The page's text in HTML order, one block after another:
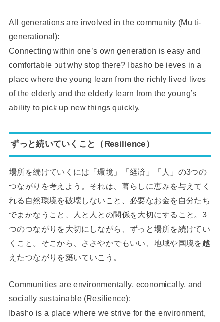
All generations are involved in the community (Multi-
generational):
Connecting within one’s own generation is easy and
comfortable but why stop there? Ibasho believes in a
place where the young learn from the richly lived lives
of the elderly and the elderly learn from the young’s
ability to pick up new things quickly.
ずっと続いていくこと（Resilience）
場所を続けていくには「環境」「経済」「人」の3つの
つながりを考えよう。それは、暮らしに恵みを与えてく
れる自然環境を破壊しないこと、必要なお金を自分たち
でまかなうこと、人と人との関係を大切にすること。3
つのつながりを大切にしながら、ずっと場所を続けてい
くこと。そこから、ささやかでもいい、地域や国境を越
えたつながりを築いていこう。
Communities are environmentally, economically, and
socially sustainable (Resilience):
Ibasho is a place where we strive for the environment,